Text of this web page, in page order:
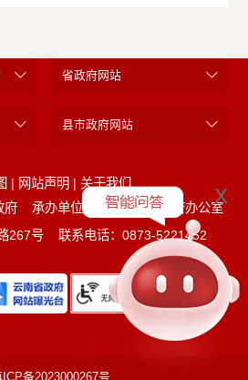
省政府网站
县市政府网站
| 网站声明 | 关于我们
府
承办单位：金平县人民政府办公室
267号
联系电话：0873-5221452
x
ICP备2023000267号